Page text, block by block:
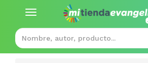
Toggle